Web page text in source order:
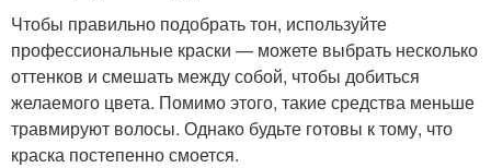
Чтобы правильно подобрать тон, используйте
профессиональные краски — можете выбрать несколько
оттенков и смешать между собой, чтобы добиться
желаемого цвета. Помимо этого, такие средства меньше
травмируют волосы. Однако будьте готовы к тому, что
краска постепенно смоется.